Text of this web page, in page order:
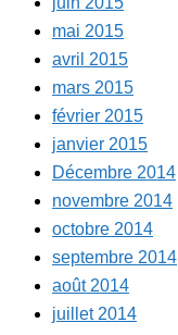
mai 2015
avril 2015
mars 2015
février 2015
janvier 2015
Décembre 2014
novembre 2014
octobre 2014
septembre 2014
août 2014
juillet 2014